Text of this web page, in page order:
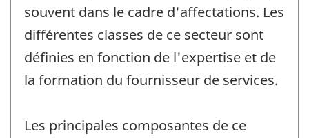
souvent dans le cadre d'affectations. Les
différentes classes de ce secteur sont
définies en fonction de l'expertise et de
la formation du fournisseur de services.
Les principales composantes de ce